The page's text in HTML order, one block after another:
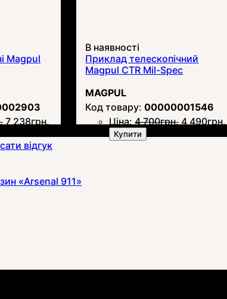
Magpul
7 238грн.
В наявності
Приклад телескопічний
Magpul CTR Mil-Spec
MAGPUL
00000001546
Ціна:4 700грн. 4 490грн.
Купити
відгук